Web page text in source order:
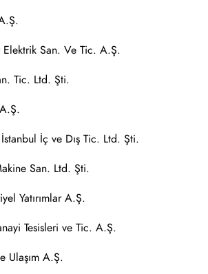
San. Ve Tic. A.Ş.
Tic. Ltd. Şti.
İç ve Dış Tic. Ltd. Şti.
San. Ltd. Şti.
Yatırımlar A.Ş.
Tesisleri ve Tic. A.Ş.
Ulaşım A.Ş.